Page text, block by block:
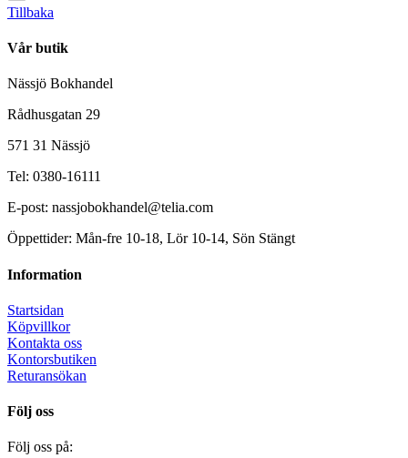
Tillbaka
Vår butik
Nässjö Bokhandel
Rådhusgatan 29
571 31 Nässjö
Tel: 0380-16111
E-post: nassjobokhandel@telia.com
Öppettider: Mån-fre 10-18, Lör 10-14, Sön Stängt
Information
Startsidan
Köpvillkor
Kontakta oss
Kontorsbutiken
Returansökan
Följ oss
Följ oss på: